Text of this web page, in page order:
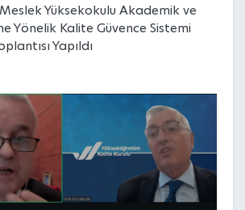
Yüksekokulu Akademik ve
Yönelik Kalite Güvence Sistemi
Yapıldı